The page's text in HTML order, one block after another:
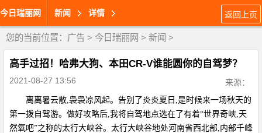
今日瑞丽网 新闻 详情 返回上页
您的当前位置： 广告 > 今日瑞丽网 > 新闻 >
高手过招！哈弗大狗、本田CR-V谁能圆你的自驾梦？
2021-08-27 13:56 来源：
离离暑云散,袅袅凉风起。告别了炎炎夏日,是时候来一场秋天的
第一拨自驾游。做好攻略后,我将自驾地点选在了有着“世界奇峡,天
然氧吧”之称的太行大峡谷。太行大峡谷地处河南省西北部,内部千峰